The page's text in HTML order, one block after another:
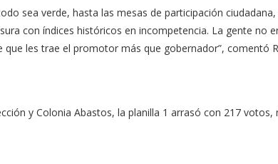
sea verde, hasta las mesas de participación
con índices históricos en incompetencia. La gente no
les trae el promotor más que gobernador”, comentó
y Colonia Abastos, la planilla 1 arrasó con 217